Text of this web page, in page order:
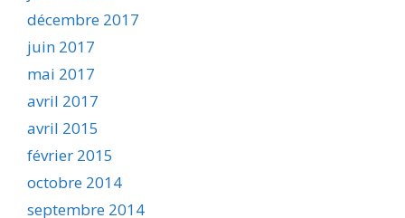
décembre 2017
juin 2017
mai 2017
avril 2017
avril 2015
février 2015
octobre 2014
septembre 2014